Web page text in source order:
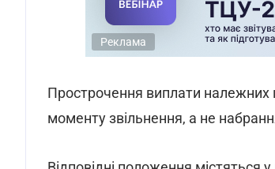
Реклама
Прострочення виплати належних
моменту звільнення, а не